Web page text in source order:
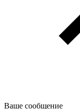
Ваше сообщение